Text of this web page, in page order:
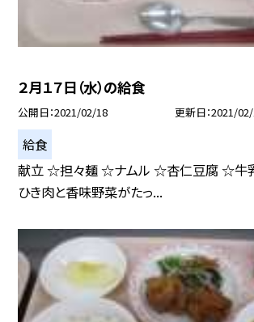
２月１７日（水）の給食
公開日 2021/02/18 更新日 2021/
給食
献立 ☆担々麺 ☆ナムル ☆杏仁豆腐 ☆牛
ひき肉と香味野菜がたっ...